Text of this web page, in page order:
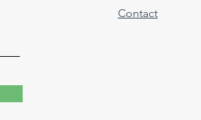
Contact